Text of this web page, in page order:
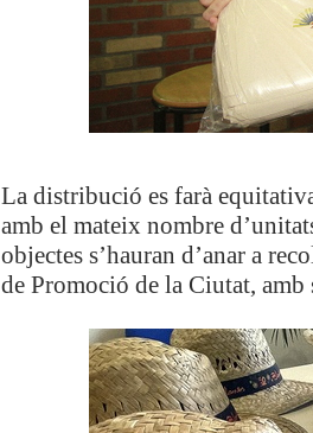
La distribució es farà
amb el mateix nombre
objectes s’hauran d’anar a
de Promoció de la Ciutat, amb